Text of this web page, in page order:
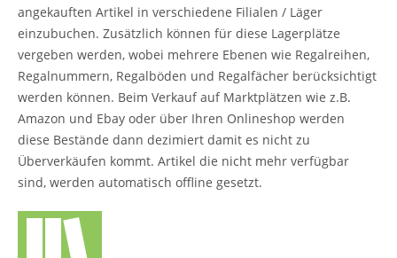
angekauften Artikel in verschiedene Filialen / Läger
einzubuchen. Zusätzlich können für diese Lagerplätze
vergeben werden, wobei mehrere Ebenen wie Regalreihen,
Regalnummern, Regalböden und Regalfächer berücksichtigt
werden können. Beim Verkauf auf Marktplätzen wie z.B.
Amazon und Ebay oder über Ihren Onlineshop werden
diese Bestände dann dezimiert damit es nicht zu
Überverkäufen kommt. Artikel die nicht mehr verfügbar
sind, werden automatisch offline gesetzt.